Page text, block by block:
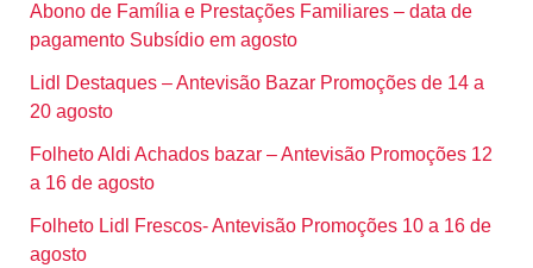
Abono de Família e Prestações Familiares – data de
pagamento Subsídio em agosto
Lidl Destaques – Antevisão Bazar Promoções de 14 a
20 agosto
Folheto Aldi Achados bazar – Antevisão Promoções 12
a 16 de agosto
Folheto Lidl Frescos- Antevisão Promoções 10 a 16 de
agosto